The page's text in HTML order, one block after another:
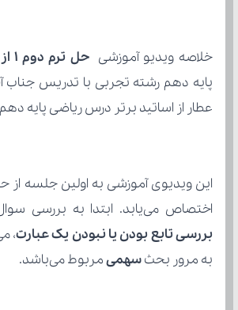
خلاصه ویدیو آموزشی حل ترم دوم ۱ از ۲
عطار از اساتید برتر درس ریاضی پایه
اختصاص می‌یابد. ابتدا به بررسی سوال 1 و 2 از
بررسی تابع بودن یا نبودن یک عبارت
به مرور بحث سهمی مربوط می‌باشد.